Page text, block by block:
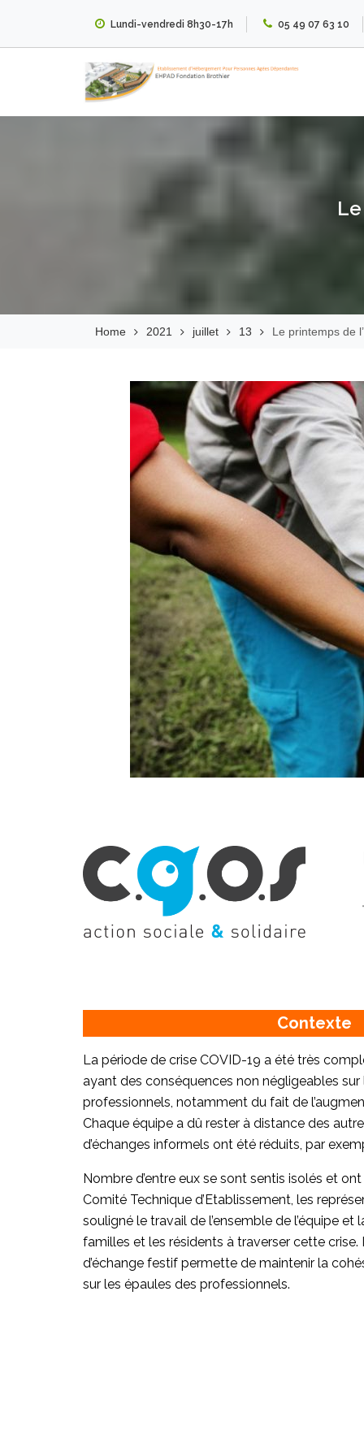
content
Lundi-vendredi 8h30-17h 05 49 07 63 10
EHPAD Fondation
Home 2021 juillet 13 Le printemps de
Contexte
La période de crise COVID-19 a été très
ayant des conséquences non négligeables
professionnels, notamment du fait de
Chaque équipe a dû rester à distance des
d’échanges informels ont été réduits, par
Nombre d’entre eux se sont sentis isolés et
Comité Technique d’Etablissement, les
souligné le travail de l’ensemble de l’équipe et
familles et les résidents à traverser cette crise.
d’échange festif permette de maintenir la
sur les épaules des professionnels.